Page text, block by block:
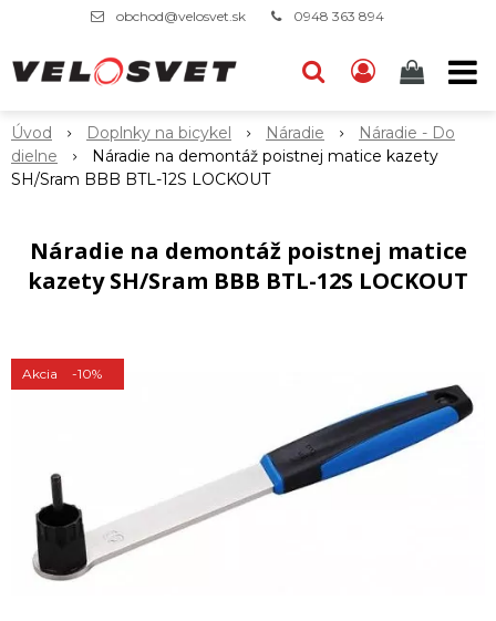
obchod@velosvet.sk 0948 363 894
Úvod Doplnky na bicykel Náradie
Náradie - Do
dielne
Náradie na demontáž poistnej matice kazety
SH/Sram BBB BTL-12S LOCKOUT
Náradie na demontáž poistnej matice
kazety SH/Sram BBB BTL-12S LOCKOUT
Akcia -10%